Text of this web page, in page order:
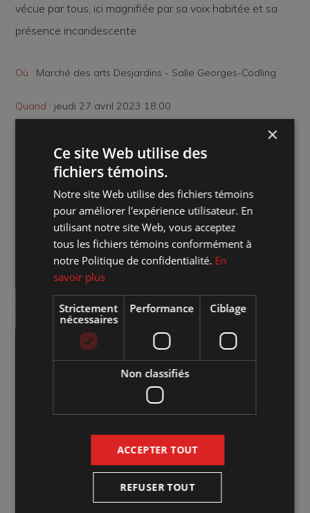
vécue par tous, ici magnifiée par sa voix habitée et sa
présence incandescente.
Où : Marché des arts Desjardins - Salle Georges-Codling
Quand : jeudi 27 avril 2023 18:00
Genre d'évènement :Les Jeudis d'Azimut
Aménagement de la salle : Admission générale
Site web de l'artiste : Cliquez sur le lien
Accéder à l'événement sur Facebook :
Achat de billets : Cliquez ici pour la vente en ligne
×
Ce site Web utilise des
fichiers témoins.
Notre site Web utilise des fichiers témoins
pour améliorer l'expérience utilisateur. En
utilisant notre site Web, vous acceptez
tous les fichiers témoins conformément à
notre Politique de confidentialité. En
savoir plus
Strictement
nécessaires
Performance Ciblage
Non classifiés
ACCEPTER TOUT
REFUSER TOUT